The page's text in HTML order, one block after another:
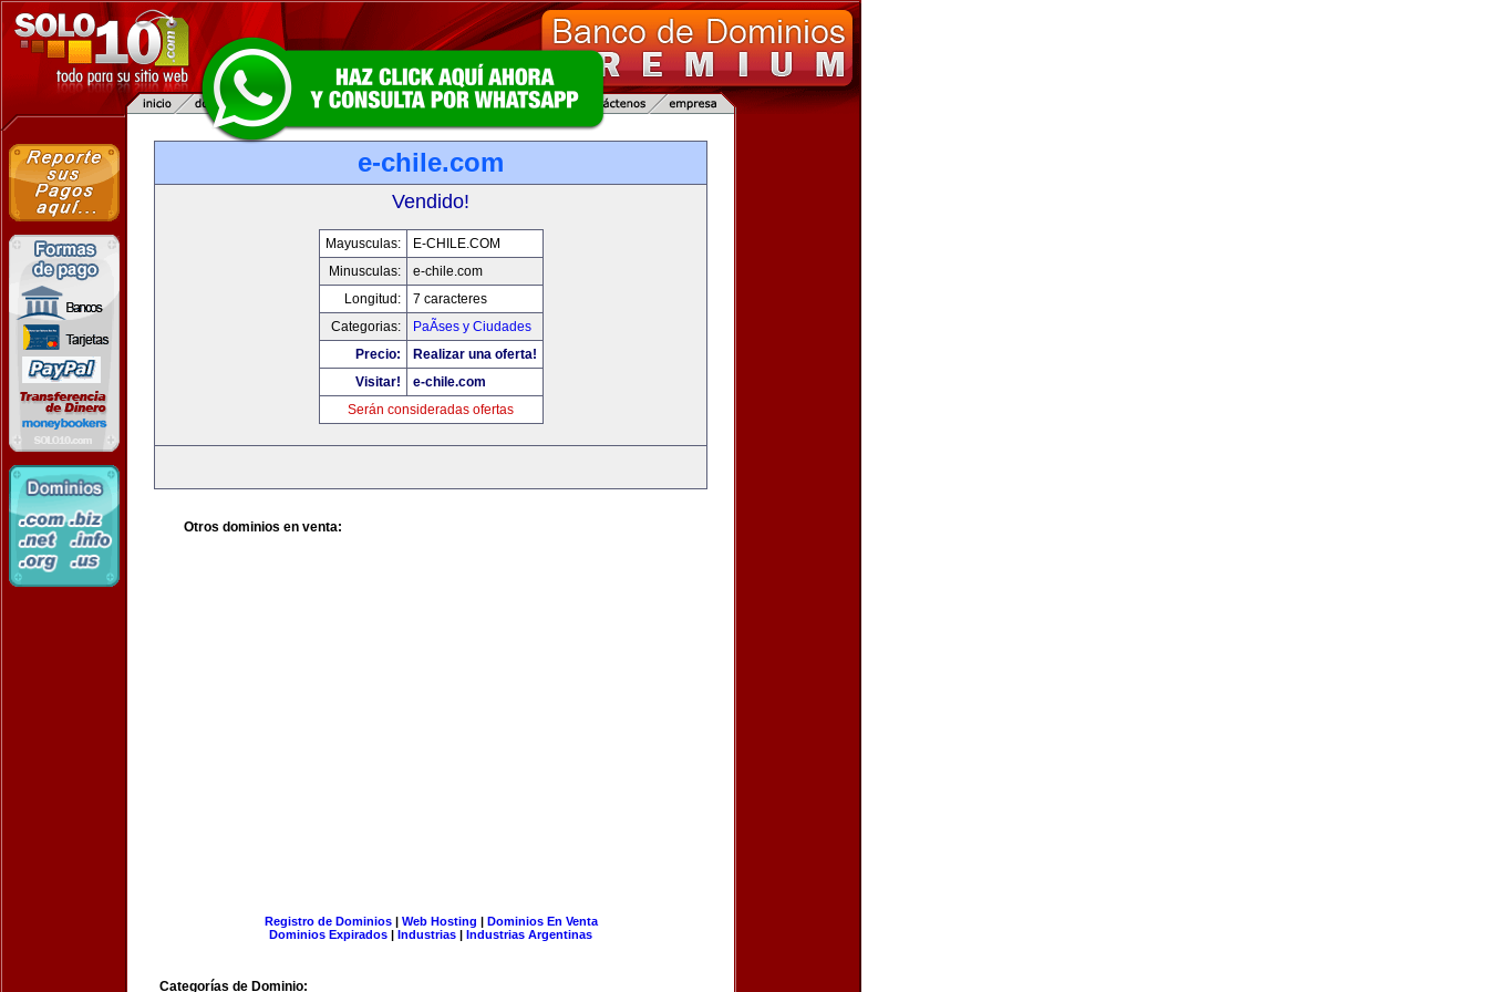
e-chile.com
Vendido!
Mayusculas:
E-CHILE.COM
Minusculas:
e-chile.com
Longitud:
7 caracteres
Categorias:
PaÃ­ses y Ciudades
Precio:
Realizar una oferta!
Visitar!
e-chile.com
Serán consideradas ofertas
Otros dominios en venta:
Registro de Dominios| Web Hosting | Dominios En Venta
Dominios Expirados | Industrias | Industrias Argentinas
Categorías de Dominio: